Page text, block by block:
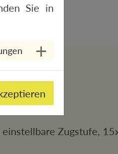
Zugstufe,
Sie in